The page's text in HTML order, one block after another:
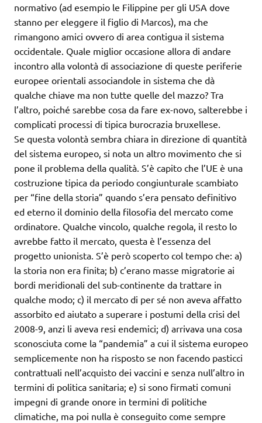
normativo (ad esempio le Filippine per gli USA dove
stanno per eleggere il figlio di Marcos), ma che
rimangono amici ovvero di area contigua il sistema
occidentale. Quale miglior occasione allora di andare
incontro alla volontà di associazione di queste periferie
europee orientali associandole in sistema che dà
qualche chiave ma non tutte quelle del mazzo? Tra
l’altro, poiché sarebbe cosa da fare ex-novo, salterebbe i
complicati processi di tipica burocrazia bruxellese.
Se questa volontà sembra chiara in direzione di quantità
del sistema europeo, si nota un altro movimento che si
pone il problema della qualità. S’è capito che l’UE è una
costruzione tipica da periodo congiunturale scambiato
per “fine della storia” quando s’era pensato definitivo
ed eterno il dominio della filosofia del mercato come
ordinatore. Qualche vincolo, qualche regola, il resto lo
avrebbe fatto il mercato, questa è l’essenza del
progetto unionista. S’è però scoperto col tempo che: a)
la storia non era finita; b) c’erano masse migratorie ai
bordi meridionali del sub-continente da trattare in
qualche modo; c) il mercato di per sé non aveva affatto
assorbito ed aiutato a superare i postumi della crisi del
2008-9, anzi li aveva resi endemici; d) arrivava una cosa
sconosciuta come la “pandemia” a cui il sistema europeo
semplicemente non ha risposto se non facendo pasticci
contrattuali nell’acquisto dei vaccini e senza null’altro in
termini di politica sanitaria; e) si sono firmati comuni
impegni di grande onore in termini di politiche
climatiche, ma poi nulla è conseguito come sempre